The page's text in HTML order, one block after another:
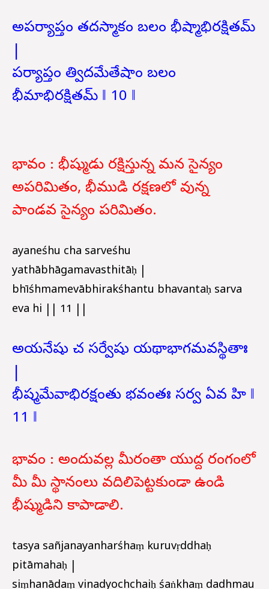
అపర్యాప్తం తదస్మాకం బలం భీష్మాభిరక్షితమ్
పర్యాప్తం త్విదమేతేషాం బలం
భీమాభిరక్షితమ్ ‖ 10 ‖
భావం : భీష్ముడు రక్షిస్తున్న మన సైన్యం
అపరిమితం, భీముడి రక్షణలో వున్న
పాండవ సైన్యం పరిమితం.
ayaneśhu cha sarveśhu
yathābhāgamavasthitāḥ |
bhīśhmamevābhirakśhantu bhavantaḥ sarva
eva hi || 11 ||
అయనేషు చ సర్వేషు యథాభాగమవస్థితాః
భీష్మమేవాభిరక్షంతు భవంతః సర్వ ఏవ హి ‖
11 ‖
భావం : అందువల్ల మీరంతా యుద్ద రంగంలో
మీ మీ స్థానంలు వదిలిపెట్టకుండా ఉండి
భీష్ముడిని కాపాడాలి.
tasya sañjanayanharśhaṃ kuruvṛddhaḥ
pitāmahaḥ |
siṃhanādaṃ vinadyochchaiḥ śaṅkhaṃ dadhmau